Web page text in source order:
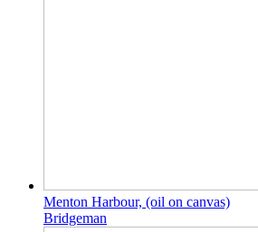
Menton Harbour, (oil on canvas)
Bridgeman